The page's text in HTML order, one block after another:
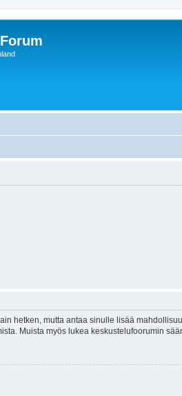
hetken, mutta antaa sinulle lisää
Muista myös lukea keskustelufoorumin